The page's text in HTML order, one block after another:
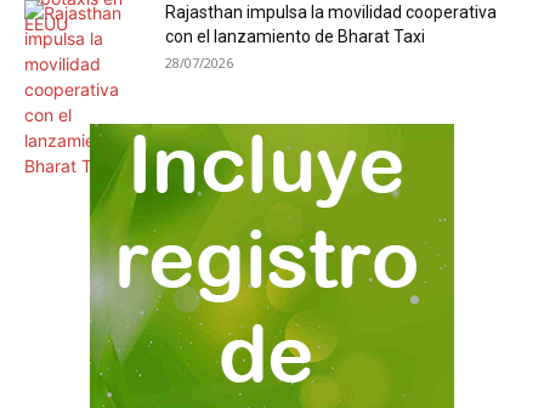
Rajasthan impulsa la movilidad cooperativa
con el lanzamiento de Bharat Taxi
28/07/2026